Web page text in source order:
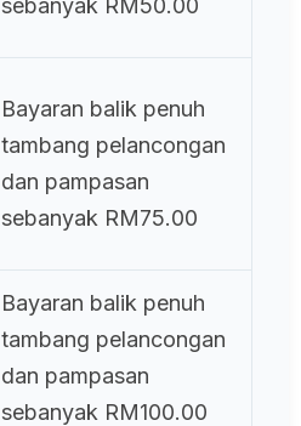
sebanyak RM50.00
Bayaran balik penuh
tambang pelancongan
dan pampasan
sebanyak RM75.00
Bayaran balik penuh
tambang pelancongan
dan pampasan
sebanyak RM100.00